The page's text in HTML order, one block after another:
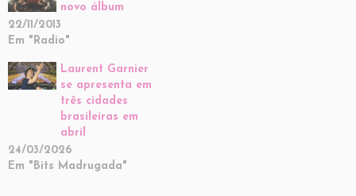
novo álbum
22/11/2013
Em "Radio"
Laurent Garnier
se apresenta em
três cidades
brasileiras em
abril
24/03/2026
Em "Bits Madrugada"